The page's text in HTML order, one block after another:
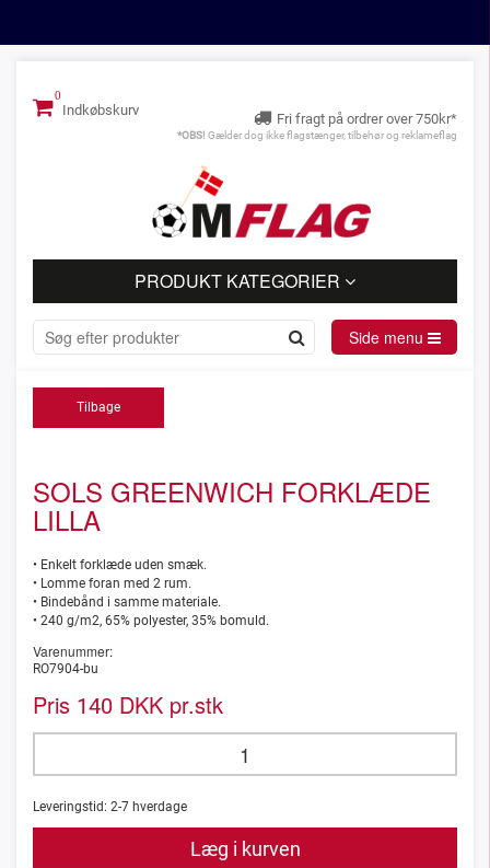
Indkøbskurv
Fri fragt på ordrer over 750kr*
*OBS! Gælder dog ikke flagstænger, tilbehør og reklameflag
PRODUKT KATEGORIER
Side menu
Tilbage
SOLS GREENWICH FORKLÆDE
LILLA
• Enkelt forklæde uden smæk.
• Lomme foran med 2 rum.
• Bindebånd i samme materiale.
• 240 g/m2, 65% polyester, 35% bomuld.
Varenummer:
RO7904-bu
Pris 140 DKK pr.stk
Leveringstid: 2-7 hverdage
Læg i kurven